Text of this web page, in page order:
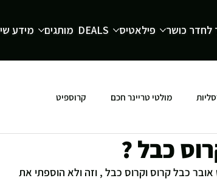
לחדר כושר פילאטיס DEALS מותגים מידע
מולטי טריינר חכם קרוספיט
כבל ?
כבל קרוס וקרוס כבל , וזה ולא הוספתי את